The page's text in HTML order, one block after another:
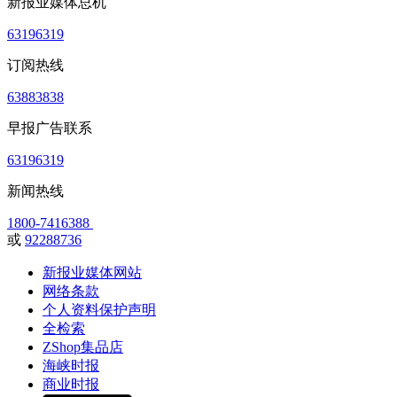
63196319
订阅热线
63883838
早报广告联系
63196319
新闻热线
1800-7416388
或 92288736
新报业媒体网站
网络条款
个人资料保护声明
全检索
ZShop集品店
海峡时报
商业时报